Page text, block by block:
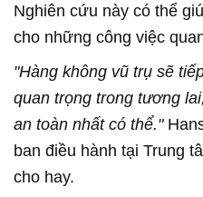
Nghiên cứu này có thể
cho những công việc
"Hàng không vũ trụ sẽ
quan trọng trong tương
an toàn nhất có thể."
ban điều hành tại Trung
cho hay.